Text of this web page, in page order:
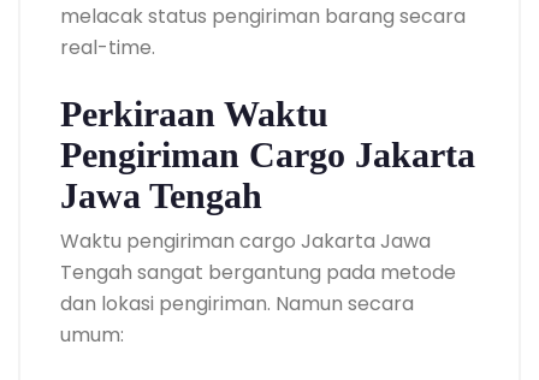
melacak status pengiriman barang secara
real-time.
Perkiraan Waktu
Pengiriman Cargo Jakarta
Jawa Tengah
Waktu pengiriman cargo Jakarta Jawa
Tengah sangat bergantung pada metode
dan lokasi pengiriman. Namun secara
umum: